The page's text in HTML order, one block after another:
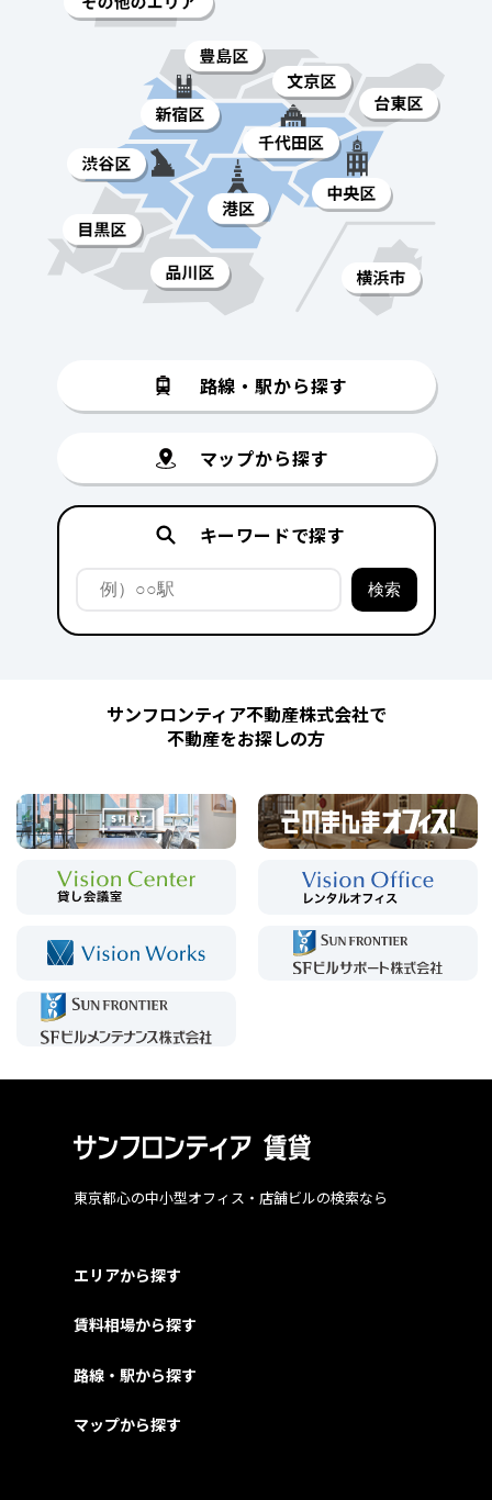
路線・駅から探す
マップから探す
キーワードで探す
サンフロンティア不動産株式会社で
不動産をお探しの方
東京都心の中小型オフィス・店舗ビルの検索なら
エリアから探す
賃料相場から探す
路線・駅から探す
マップから探す